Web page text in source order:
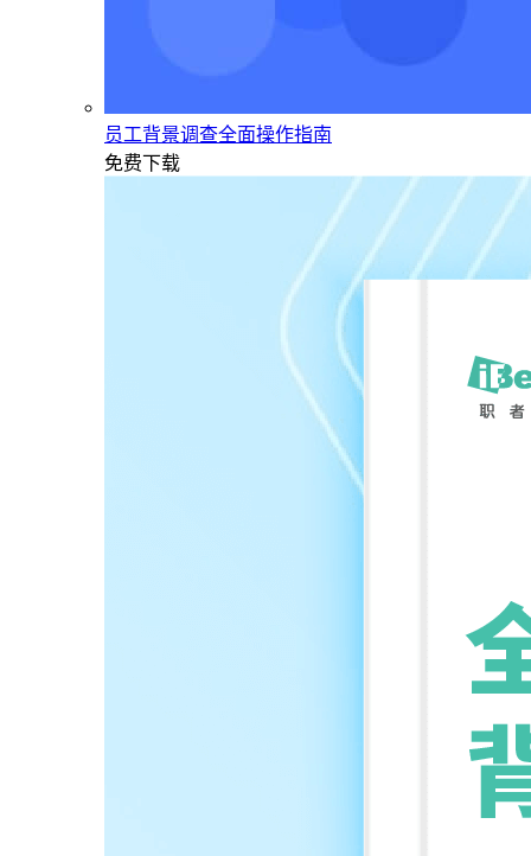
员工背景调查全面操作指南
免费下载